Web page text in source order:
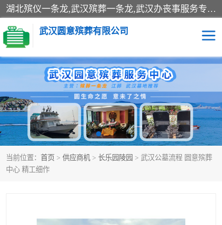
湖北殡仪一条龙,武汉殡葬一条龙,武汉办丧事服务专理红白佛事、病人临终关怀、医院或家中老人去世穿寿衣、灵车遗体接运、殡仪馆告别厅预约、办理火葬场手续、民俗丧事策划、遗体告别仪式、民俗礼仪服务、殡葬礼仪策划、陵园墓位导购、寺庙塔位择吉、往生功德策划、民俗功德策划、异地殡葬礼仪服务、异地骨灰接送返乡
武汉圆意殡葬有限公司
当前位置： 首页 > 供应商机 > 长乐园陵园 > 武汉公墓流程 圆意殡葬
中心 精工细作
殡葬一条龙服务 江葬一条龙服务
武汉锦辉天堂文化园 仙鹤湖湿地公园
长乐园陵园 万福净土陵园
武汉市阳逻九龙宫陵园 石门峰人文纪念园